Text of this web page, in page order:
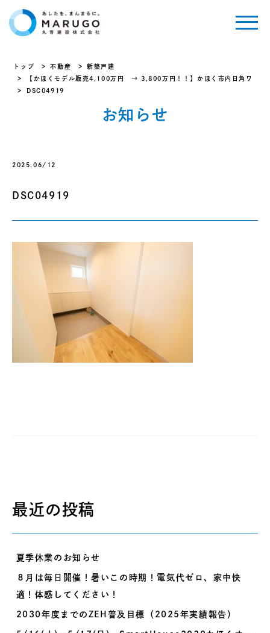
トップ 不動産
新築戸建
【かほくモデル販売4,100万円 → 3,800万円！！】かほく市内日角ワ
DSC04919
お知らせ
2025.06/12
DSC04919
最近の投稿
夏季休業のお知らせ
８月は毎日開催！暑いこの時期！電気代ゼロ、家中快
適！体感してください！
2030年度までのZEH普及目標（2025年実績報告）